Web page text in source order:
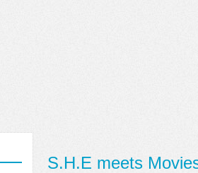
S.H.E meets